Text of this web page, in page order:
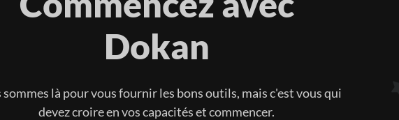
Dokan
là pour vous fournir les bons outils, mais c'est vous qui
devez croire en vos capacités et commencer.